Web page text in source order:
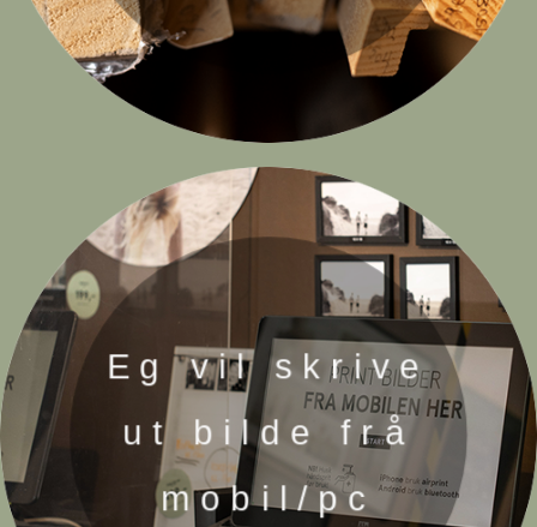
Eg vil skrive
ut bilde frå
mobil/pc